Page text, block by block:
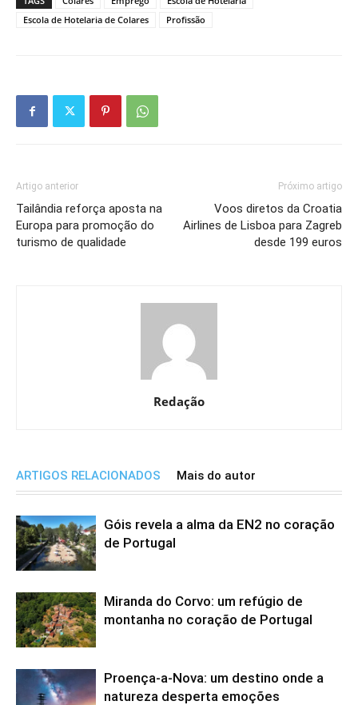
Escola de Hotelaria de Colares
Profissão
Artigo anterior
Tailândia reforça aposta na
Europa para promoção do
turismo de qualidade
Próximo artigo
Voos diretos da Croatia
Airlines de Lisboa para Zagreb
desde 199 euros
Redação
ARTIGOS RELACIONADOS Mais do autor
Góis revela a alma da EN2 no coração
de Portugal
Miranda do Corvo: um refúgio de
montanha no coração de Portugal
Proença-a-Nova: um destino onde a
natureza desperta emoções